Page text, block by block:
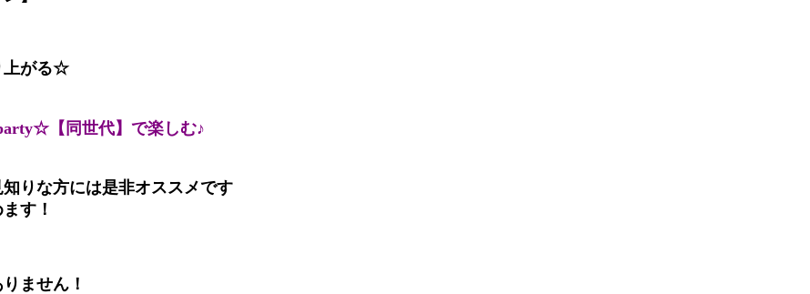
上がる☆
【同世代】で楽しむ♪
りな方には是非オススメです
す！
ません！